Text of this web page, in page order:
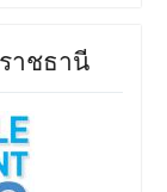
าชธานี